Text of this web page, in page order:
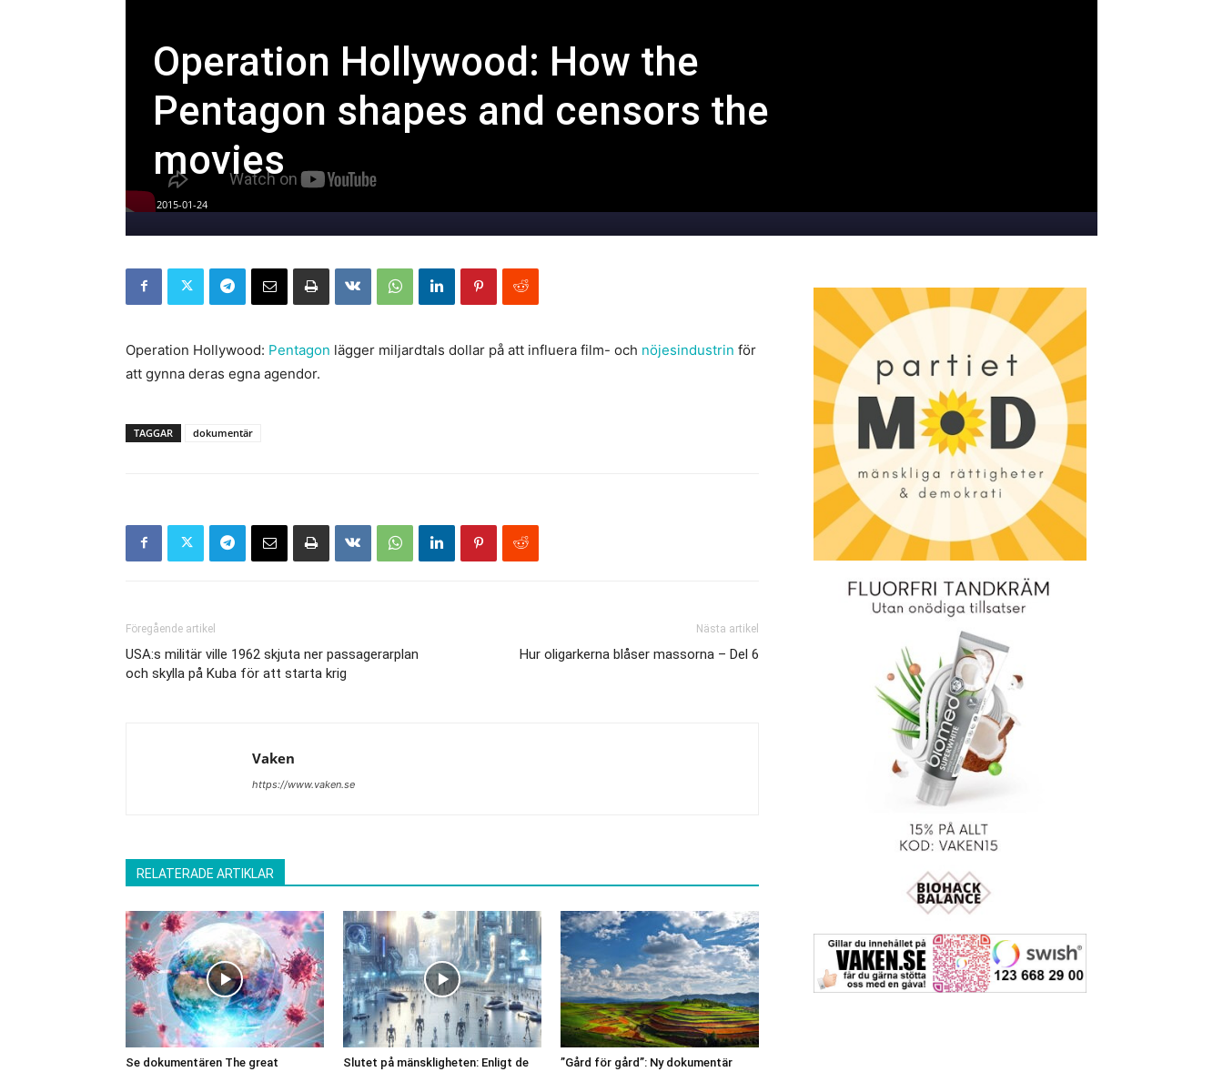
Operation Hollywood: How the
Pentagon shapes and censors the
movies
2015-01-24
Operation Hollywood: Pentagon lägger miljardtals dollar på att influera film- och nöjesindustrin för
att gynna deras egna agendor.
TAGGAR dokumentär
Föregående artikel
USA:s militär ville 1962 skjuta ner passagerarplan
och skylla på Kuba för att starta krig
Nästa artikel
Hur oligarkerna blåser massorna – Del 6
Vaken
https://www.vaken.se
RELATERADE ARTIKLAR
Se dokumentären The great
Slutet på mänskligheten: Enligt de
”Gård för gård”: Ny dokumentär